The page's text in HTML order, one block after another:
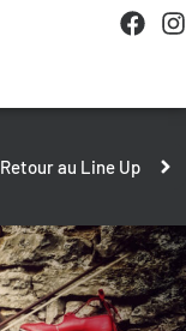
Retour au Line Up